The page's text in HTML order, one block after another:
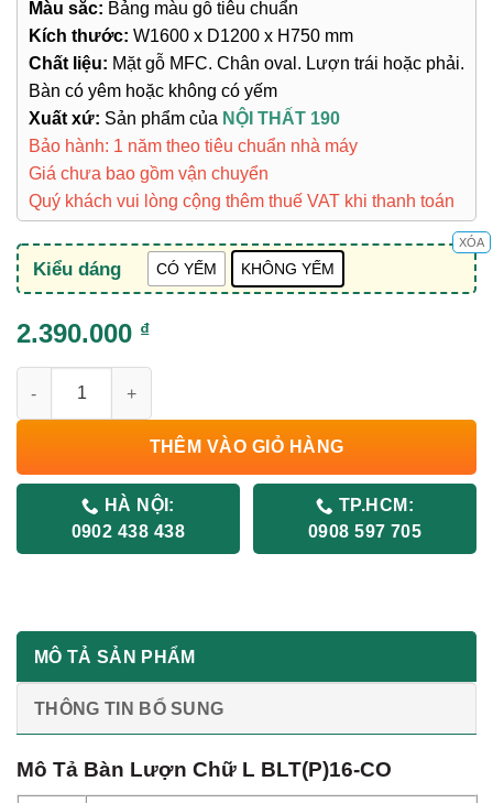
Màu sắc: Bảng màu gỗ tiêu chuẩn
Kích thước: W1600 x D1200 x H750 mm
Chất liệu: Mặt gỗ MFC. Chân oval. Lượn trái hoặc phải.
Bàn có yêm hoặc không có yếm
Xuất xứ: Sản phẩm của NỘI THẤT 190
Bảo hành: 1 năm theo tiêu chuẩn nhà máy
Giá chưa bao gồm vận chuyển
Quý khách vui lòng cộng thêm thuế VAT khi thanh toán
Kiểu dáng CÓ YẾM KHÔNG YẾM
XÓA
2.390.000 ₫
THÊM VÀO GIỎ HÀNG
HÀ NỘI:
0902 438 438
TP.HCM:
0908 597 705
MÔ TẢ SẢN PHẨM
THÔNG TIN BỔ SUNG
Mô Tả Bàn Lượn Chữ L BLT(P)16-CO